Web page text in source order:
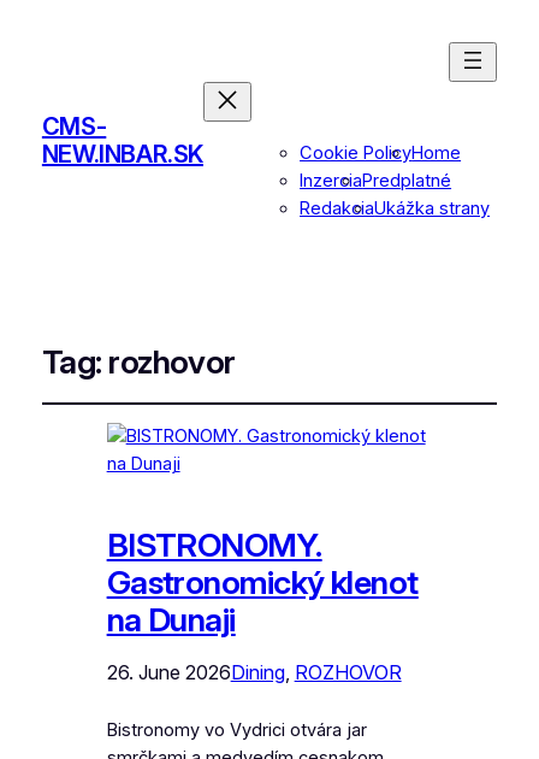
CMS-
NEW.INBAR.SK
Cookie PolicyHome
InzerciaPredplatné
RedakciaUkážka strany
Tag: rozhovor
BISTRONOMY.
Gastronomický klenot
na Dunaji
26. June 2026Dining, ROZHOVOR
Bistronomy vo Vydrici otvára jar